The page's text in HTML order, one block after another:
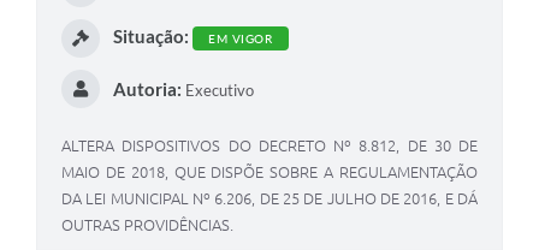
Situação: EM VIGOR
Autoria: Executivo
ALTERA DISPOSITIVOS DO DECRETO Nº 8.812, DE 30 DE
MAIO DE 2018, QUE DISPÕE SOBRE A REGULAMENTAÇÃO
DA LEI MUNICIPAL Nº 6.206, DE 25 DE JULHO DE 2016, E DÁ
OUTRAS PROVIDÊNCIAS.